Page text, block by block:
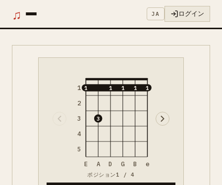
♫ JA ログイン
1
2
3
4
5
1
3
1 1 1 1
E A D G B e
ポジション1 / 4